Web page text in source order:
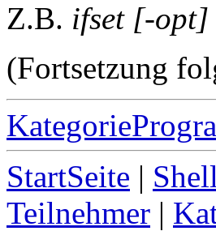
Z.B. ifset [-
(Fortsetzung
StartSeite |
Teilnehmer |